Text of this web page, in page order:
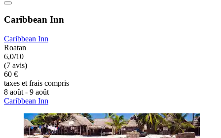
Caribbean Inn
Caribbean Inn
Roatan
6,0/10
(7 avis)
60 €
taxes et frais compris
8 août - 9 août
Caribbean Inn